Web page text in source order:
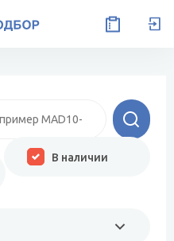
В наличии